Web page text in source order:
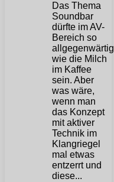
Das Thema
Soundbar
dürfte im AV-
Bereich so
allgegenwärtig
wie die Milch
im Kaffee
sein. Aber
was wäre,
wenn man
das Konzept
mit aktiver
Technik im
Klangriegel
mal etwas
entzerrt und
diese...